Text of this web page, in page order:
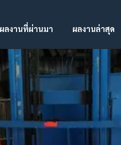
ผลงานที่ผ่านมา ผลงานล่าสุด